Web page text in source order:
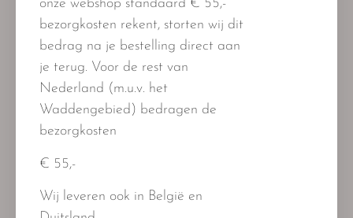
onze webshop standaard € 55,-
bezorgkosten rekent, storten wij dit
bedrag na je bestelling direct aan
je terug. Voor de rest van
Nederland (m.u.v. het
Waddengebied) bedragen de
bezorgkosten
€ 55,-
Wij leveren ook in België en